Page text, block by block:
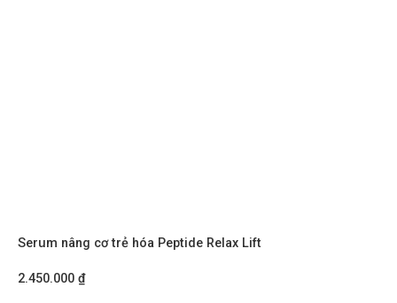
Serum nâng cơ trẻ hóa Peptide Relax Lift
2.450.000 ₫